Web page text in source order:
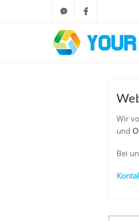
Wir
und
Bei
K